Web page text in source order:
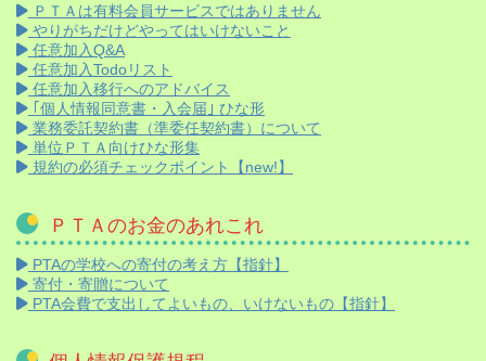
ＰＴＡは有料会員サービスではありません
やりがちだけどやってはいけないこと
任意加入Q&A
任意加入Todoリスト
任意加入移行へのアドバイス
｢個人情報同意書・入会届｣ ひな形
業務委託契約書（準委任契約書）について
単位ＰＴＡ向けひな形集
規約の必須チェックポイント【new!】
ＰＴＡのお金のあれこれ
PTAの学校への寄付の考え方【指針】
寄付・寄贈について
PTA会費で支出してよいもの、いけないもの【指針】